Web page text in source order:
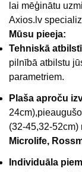
lai mēģinātu
Axios.lv
Mūsu pieeja:
Tehniskā
pilnībā atbilstu
parametriem.
Plaša aproču
(32-45,32-52cm)
Microlife,
Individuāla